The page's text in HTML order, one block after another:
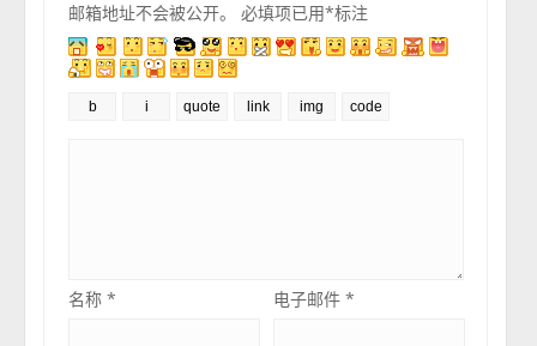
邮箱地址不会被公开。 必填项已用*标注
名称* 电子邮件*